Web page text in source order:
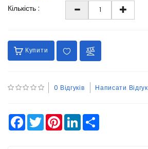
Кількість :
Купити
0 Відгуків Написати Відгук
Facebook
TwitterPinterestLinkedIn